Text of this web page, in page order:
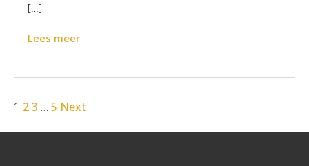
[…]
Lees meer
1 23 … 5 Next